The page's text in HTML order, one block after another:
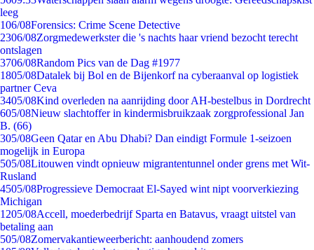
leeg
106/08Forensics: Crime Scene Detective
2306/08Zorgmedewerkster die 's nachts haar vriend bezocht terecht
ontslagen
3706/08Random Pics van de Dag #1977
1805/08Datalek bij Bol en de Bijenkorf na cyberaanval op logistiek
partner Ceva
3405/08Kind overleden na aanrijding door AH-bestelbus in Dordrecht
605/08Nieuw slachtoffer in kindermisbruikzaak zorgprofessional Jan
B. (66)
305/08Geen Qatar en Abu Dhabi? Dan eindigt Formule 1-seizoen
mogelijk in Europa
505/08Litouwen vindt opnieuw migrantentunnel onder grens met Wit-
Rusland
4505/08Progressieve Democraat El-Sayed wint nipt voorverkiezing
Michigan
1205/08Accell, moederbedrijf Sparta en Batavus, vraagt uitstel van
betaling aan
505/08Zomervakantieweerbericht: aanhoudend zomers